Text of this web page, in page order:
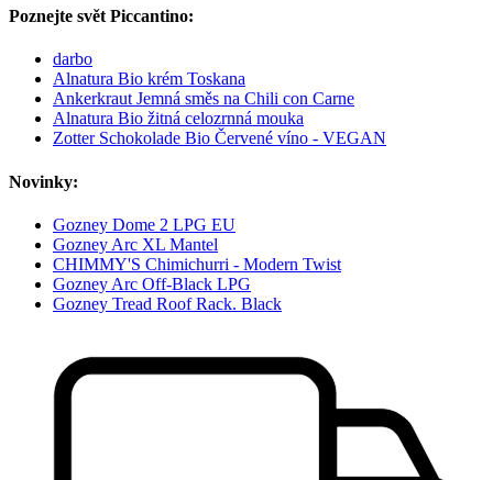
Poznejte svět Piccantino:
darbo
Alnatura Bio krém Toskana
Ankerkraut Jemná směs na Chili con Carne
Alnatura Bio žitná celozrnná mouka
Zotter Schokolade Bio Červené víno - VEGAN
Novinky:
Gozney Dome 2 LPG EU
Gozney Arc XL Mantel
CHIMMY'S Chimichurri - Modern Twist
Gozney Arc Off-Black LPG
Gozney Tread Roof Rack. Black